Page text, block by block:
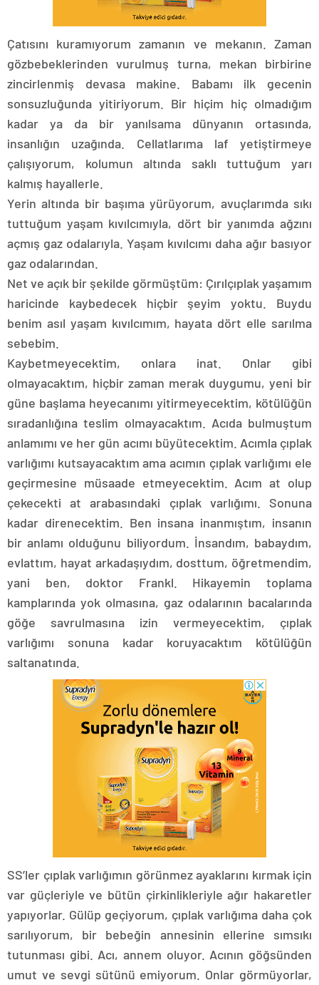
Çatısını kuramıyorum zamanın ve mekanın. Zaman
gözbebeklerinden vurulmuş turna, mekan birbirine
zincirlenmiş devasa makine. Babamı ilk gecenin
sonsuzluğunda yitiriyorum. Bir hiçim hiç olmadığım
kadar ya da bir yanılsama dünyanın ortasında,
insanlığın uzağında. Cellatlarıma laf yetiştirmeye
çalışıyorum, kolumun altında saklı tuttuğum yarı
kalmış hayallerle.
Yerin altında bir başıma yürüyorum, avuçlarımda sıkı
tuttuğum yaşam kıvılcımıyla, dört bir yanımda ağzını
açmış gaz odalarıyla. Yaşam kıvılcımı daha ağır basıyor
gaz odalarından.
Net ve açık bir şekilde görmüştüm: Çırılçıplak yaşamım
haricinde kaybedecek hiçbir şeyim yoktu. Buydu
benim asıl yaşam kıvılcımım, hayata dört elle sarılma
sebebim.
Kaybetmeyecektim, onlara inat. Onlar gibi
olmayacaktım, hiçbir zaman merak duygumu, yeni bir
güne başlama heyecanımı yitirmeyecektim, kötülüğün
sıradanlığına teslim olmayacaktım. Acıda bulmuştum
anlamımı ve her gün acımı büyütecektim. Acımla çıplak
varlığımı kutsayacaktım ama acımın çıplak varlığımı ele
geçirmesine müsaade etmeyecektim. Acım at olup
çekecekti at arabasındaki çıplak varlığımı. Sonuna
kadar direnecektim. Ben insana inanmıştım, insanın
bir anlamı olduğunu biliyordum. İnsandım, babaydım,
evlattım, hayat arkadaşıydım, dosttum, öğretmendim,
yani ben, doktor Frankl. Hikayemin toplama
kamplarında yok olmasına, gaz odalarının bacalarında
göğe savrulmasına izin vermeyecektim, çıplak
varlığımı sonuna kadar koruyacaktım kötülüğün
saltanatında.
SS’ler çıplak varlığımın görünmez ayaklarını kırmak için
var güçleriyle ve bütün çirkinlikleriyle ağır hakaretler
yapıyorlar. Gülüp geçiyorum, çıplak varlığıma daha çok
sarılıyorum, bir bebeğin annesinin ellerine sımsıkı
tutunması gibi. Acı, annem oluyor. Acının göğsünden
umut ve sevgi sütünü emiyorum. Onlar görmüyorlar,